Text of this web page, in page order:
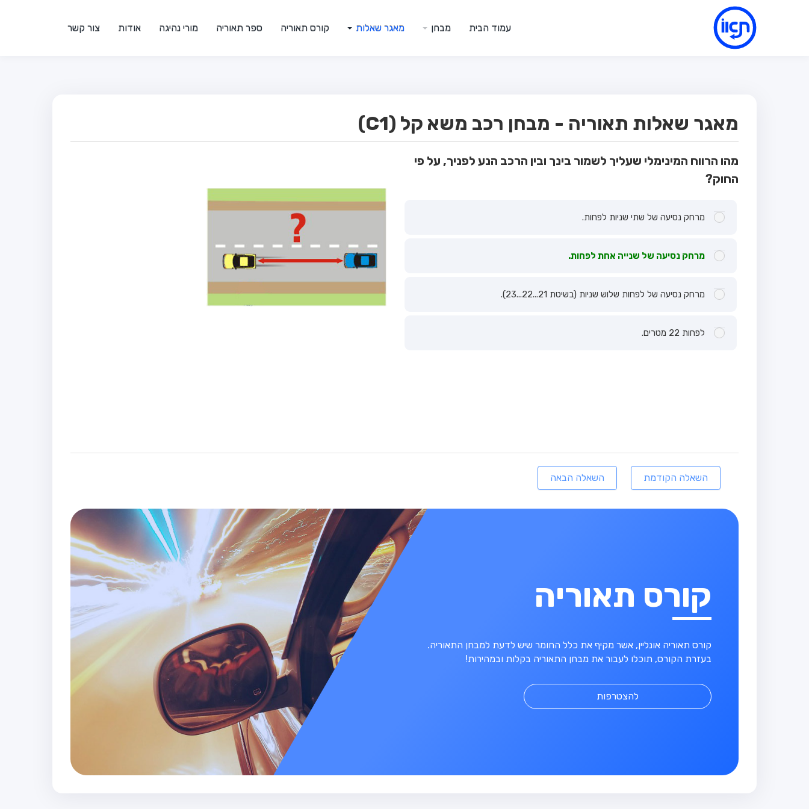
עמוד הבית מבחן מאגר שאלות קורס תאוריה ספר תאוריה מורי נהיגה אודות צור קשר
מאגר שאלות תאוריה - מבחן רכב משא קל (C1)
מהו הרווח המינימלי שעליך לשמור בינך ובין הרכב הנע לפניך, על פי
החוק?
מרחק נסיעה של שתי שניות לפחות.
מרחק נסיעה של שנייה אחת לפחות.
מרחק נסיעה של לפחות שלוש שניות (בשיטת 21...22...23).
לפחות 22 מטרים.
השאלה הקודמת השאלה הבאה
קורס תאוריה
קורס תאוריה אונליין, אשר מקיף את כלל החומר שיש לדעת למבחן התאוריה.
בעזרת הקורס, תוכלו לעבור את מבחן התאוריה בקלות ובמהירות!
להצטרפות